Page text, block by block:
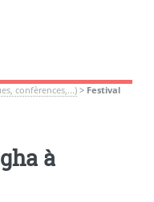
confèrences,...)> Festival
à